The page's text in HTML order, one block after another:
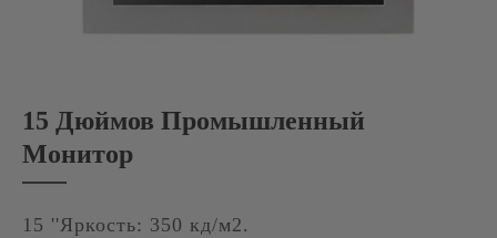
15 Дюймов Промышленный
Монитор
15 ''Яркость: 350 кд/м2.